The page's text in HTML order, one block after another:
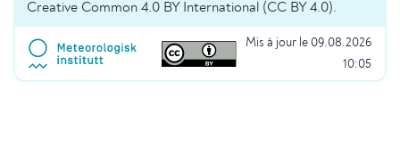
Creative Common 4.0 BY International (CC BY 4.0).
Mis à jour le 09.08.2026
10:05